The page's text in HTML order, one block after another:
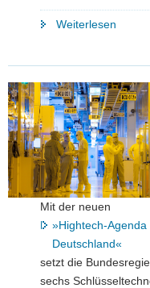
Weiterlesen
Fragen
und
zur
1"
Mit der neuen
»Hightech-Agenda
Deutschland«
setzt die
sechs